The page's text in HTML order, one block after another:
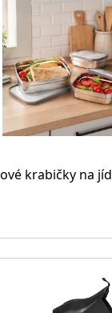
krabičky na